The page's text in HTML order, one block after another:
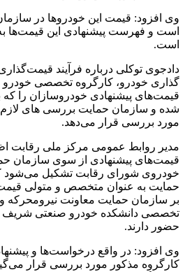
وی افزود: قیمت‌ این خودروها در
است و فهرست پیشنهادی این قیمت‌ها
است.
دادجوی توکلی درباره فرآیند
گذاری خودرو، کارگروه تخصصی
قیمت‌های پیشنهادی خودروسازان را که
شده و سازمان حمایت بررسی های لازم
مورد بررسی قرار می‌دهد.
مدیر روابط عمومی مرکز ملی رقابت
قیمت‌های پیشنهادی از سوی سازمان
خودروی شورای رقابت تشکیل می‌شود
حمایت به عنوان متخصص و متولی
بر سازمان حمایت معاونت
تخصصی دانشکده خودرو صنعتی شریف
حضور دارند.
وی افزود: در واقع درخواست‌ها و
کارگروه مذکور مورد بررسی قرار